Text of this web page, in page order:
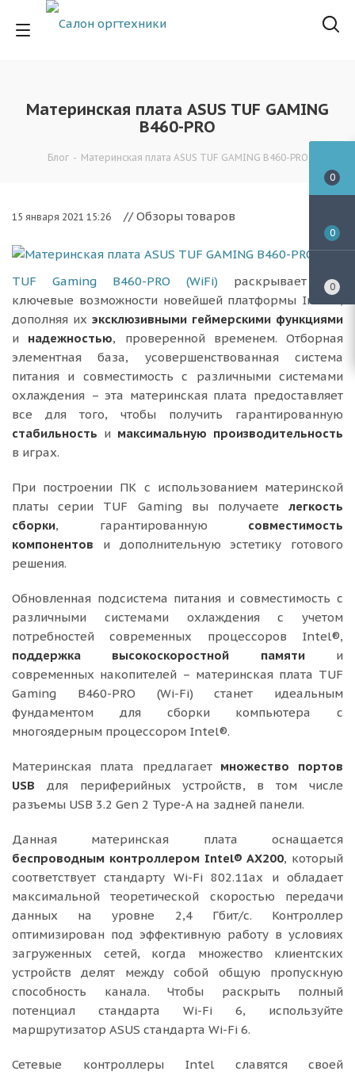
Материнская плата ASUS TUF GAMING
B460-PRO
Блог - Материнская плата ASUS TUF GAMING B460-PRO
15 января 2021 15:26 // Обзоры товаров
TUF Gaming B460-PRO (WiFi) раскрывает все
ключевые возможности новейшей платформы Intel®,
дополняя их эксклюзивными геймерскими функциями
и надежностью, проверенной временем. Отборная
элементная база, усовершенствованная система
питания и совместимость с различными системами
охлаждения – эта материнская плата предоставляет
все для того, чтобы получить гарантированную
стабильность и максимальную производительность
в играх.
При построении ПК с использованием материнской
платы серии TUF Gaming вы получаете легкость
сборки, гарантированную совместимость
компонентов и дополнительную эстетику готового
решения.
Обновленная подсистема питания и совместимость с
различными системами охлаждения с учетом
потребностей современных процессоров Intel®,
поддержка высокоскоростной памятии
современных накопителей – материнская плата TUF
Gaming B460-PRO (Wi-Fi) станет идеальным
фундаментом для сборки компьютера с
многоядерным процессором Intel®.
Материнская плата предлагает множество портов
USB для периферийных устройств, в том числе
разъемы USB 3.2 Gen 2 Type-A на задней панели.
Данная материнская плата оснащается
беспроводным контроллером Intel® AX200, который
соответствует стандарту Wi-Fi 802.11ax и обладает
максимальной теоретической скоростью передачи
данных на уровне 2,4 Гбит/с. Контроллер
оптимизирован под эффективную работу в условиях
загруженных сетей, когда множество клиентских
устройств делят между собой общую пропускную
способность канала. Чтобы раскрыть полный
потенциал стандарта Wi-Fi 6, используйте
маршрутизатор ASUS стандарта Wi-Fi 6.
Сетевые контроллеры Intel славятся своей
0
0
0